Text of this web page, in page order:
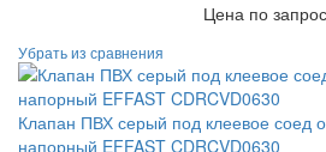
Цена по
Клапан ПВХ серый под клеевое соед
напорный EFFAST CDRCVD0630